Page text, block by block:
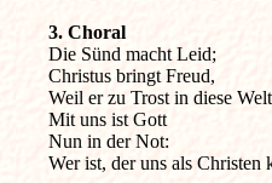
3. Choral
Die Sünd macht Leid;
Christus bringt Freud,
Weil er zu Trost in diese
Mit uns ist Gott
Nun in der Not:
Wer ist, der uns als Christen